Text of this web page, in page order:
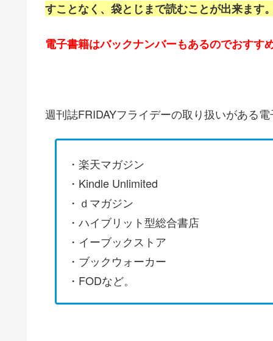
すことなく、袋とじまで読むことが出来ます。
電子書籍はバックナンバーもあるのでおすす
週刊誌FRIDAYフライデーの取り扱いがある
・楽天マガジン
・Kindle Unlimited
・ｄマガジン
・ハイブリット型総合書店
・イーブックストア
・ブックウォーカー
・FODなど。